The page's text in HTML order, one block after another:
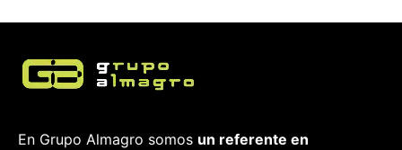
En Grupo Almagro somos un referente en